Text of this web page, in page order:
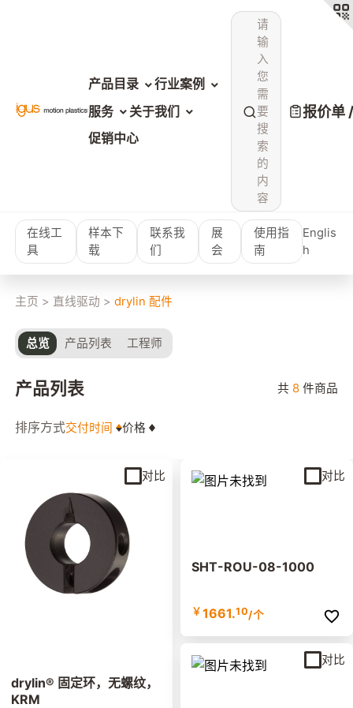
产品目录
行业案例
服务
关于我们
促销中心
请
输
入
您
需
要
搜
索
的
内
容
报价单
在线工
具
样本下
载
联系我
们
展
会
使用指
南
Englis
h
主页 > 直线驱动 >drylin 配件
总览 产品列表 工程师
产品列表 共 8件商品
排序方式交付时间 价格
drylin® 固定环，无螺纹，
KRM
对比
SHT-ROU-08-1000
￥ 1661.10/个
对比
对比